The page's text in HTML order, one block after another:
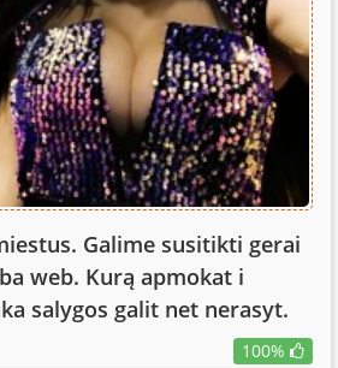
Galime susitikti gerai
web. Kurą apmokat i
salygos galit net nerasyt.
100%